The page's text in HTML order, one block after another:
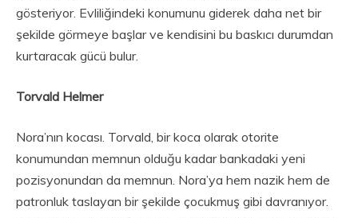
gösteriyor. Evliliğindeki konumunu giderek daha net bir
şekilde görmeye başlar ve kendisini bu baskıcı durumdan
kurtaracak gücü bulur.
Torvald Helmer
Nora’nın kocası. Torvald, bir koca olarak otorite
konumundan memnun olduğu kadar bankadaki yeni
pozisyonundan da memnun. Nora’ya hem nazik hem de
patronluk taslayan bir şekilde çocukmuş gibi davranıyor.